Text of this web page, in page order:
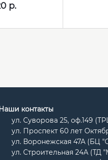
р.
Наши контакты
ул. Суворова 25, оф.149
ул. Проспект 60 лет
ул. Воронежская 47А (БЦ
ул. Строительная 24А (ТД